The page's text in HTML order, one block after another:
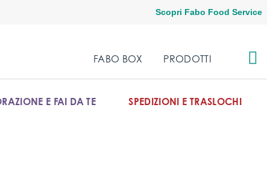
Scopri Fabo Food Service
FABO BOX PRODOTTI
E FAI DA TE SPEDIZIONI E TRASLOCHI